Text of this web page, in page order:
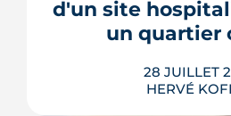
s'impose, le dépôt en
LIRE
d'un site
un quartier
28 JUILLET
HERVÉ